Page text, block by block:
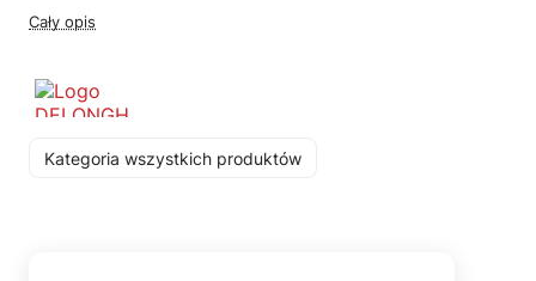
Cały opis
Kategoria wszystkich produktów